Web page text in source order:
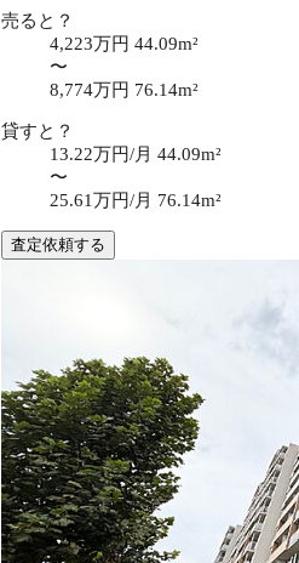
売ると？
4,223万円 44.09m²
〜
8,774万円 76.14m²
貸すと？
13.22万円/月 44.09m²
〜
25.61万円/月 76.14m²
査定依頼する